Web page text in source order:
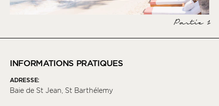
Partie 1
INFORMATIONS PRATIQUES
ADRESSE:
Baie de St Jean, St Barthélemy